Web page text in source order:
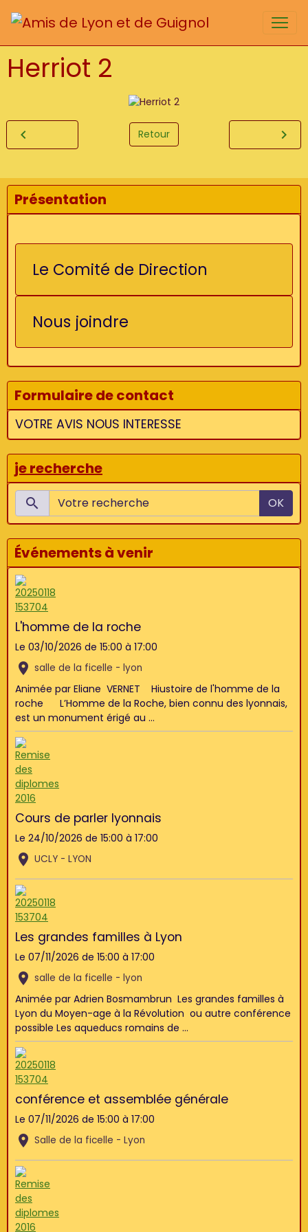
Herriot 2
Retour
Présentation
Le Comité de Direction
Nous joindre
Formulaire de contact
VOTRE AVIS NOUS INTERESSE
je recherche
OK
Événements à venir
L'homme de la roche
Le 03/10/2026 de 15:00 à 17:00
salle de la ficelle - lyon
Animée par Eliane VERNET Hiustoire de l'homme de la
roche L’Homme de la Roche, bien connu des lyonnais,
est un monument érigé au ...
Cours de parler lyonnais
Le 24/10/2026 de 15:00 à 17:00
UCLY - LYON
Les grandes familles à Lyon
Le 07/11/2026 de 15:00 à 17:00
salle de la ficelle - lyon
Animée par Adrien Bosmambrun Les grandes familles à
Lyon du Moyen-age à la Révolution ou autre conférence
possible Les aqueducs romains de ...
conférence et assemblée générale
Le 07/11/2026 de 15:00 à 17:00
Salle de la ficelle - Lyon